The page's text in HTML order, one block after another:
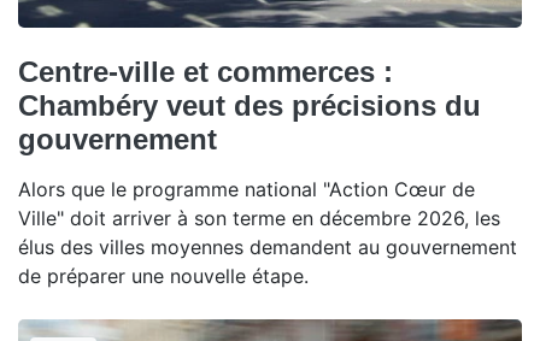
Centre-ville et commerces :
Chambéry veut des précisions du
gouvernement
Alors que le programme national "Action Cœur de
Ville" doit arriver à son terme en décembre 2026, les
élus des villes moyennes demandent au gouvernement
de préparer une nouvelle étape.